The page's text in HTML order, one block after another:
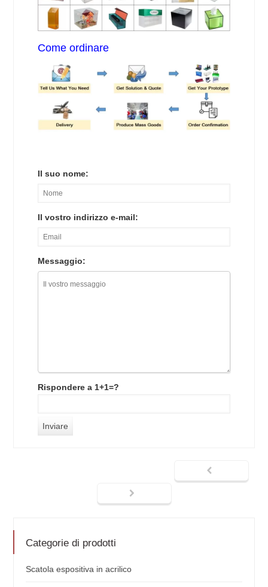
Come ordinare
Il suo nome:
Il vostro indirizzo e-mail:
Messaggio:
Rispondere a 1+1=?
Categorie di prodotti
Scatola espositiva in acrilico